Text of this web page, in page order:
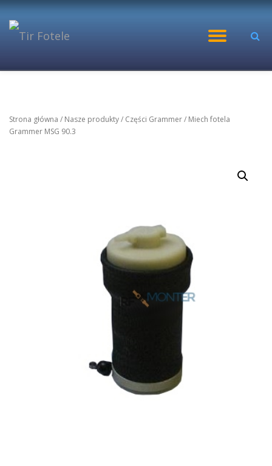
Przejdź
Strona główna / Nasze produkty/ Części Grammer/ Miech fotela
Grammer MSG 90.3